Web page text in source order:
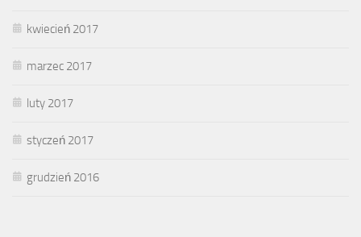
kwiecień 2017
marzec 2017
luty 2017
styczeń 2017
grudzień 2016